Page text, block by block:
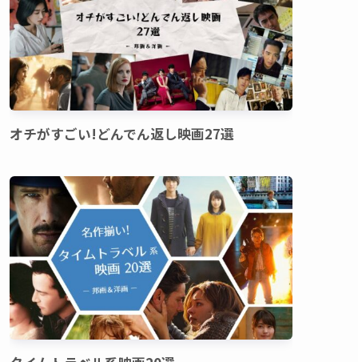
オチがすごい!どんでん返し映画27選